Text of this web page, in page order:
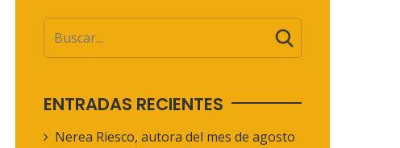
ENTRADAS RECIENTES
Nerea Riesco, autora del mes de agosto